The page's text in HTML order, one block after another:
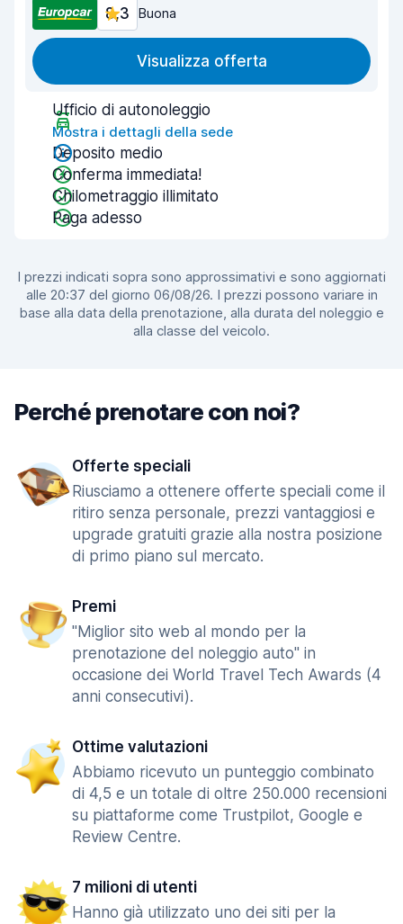
8,3 Buona
Visualizza offerta
Ufficio di autonoleggio
Mostra i dettagli della sede
Deposito medio
Conferma immediata!
Chilometraggio illimitato
Paga adesso
I prezzi indicati sopra sono approssimativi e sono aggiornati
alle 20:37 del giorno 06/08/26. I prezzi possono variare in
base alla data della prenotazione, alla durata del noleggio e
alla classe del veicolo.
Perché prenotare con noi?
Offerte speciali
Riusciamo a ottenere offerte speciali come il
ritiro senza personale, prezzi vantaggiosi e
upgrade gratuiti grazie alla nostra posizione
di primo piano sul mercato.
Premi
"Miglior sito web al mondo per la
prenotazione del noleggio auto" in
occasione dei World Travel Tech Awards (4
anni consecutivi).
Ottime valutazioni
Abbiamo ricevuto un punteggio combinato
di 4,5 e un totale di oltre 250.000 recensioni
su piattaforme come Trustpilot, Google e
Review Centre.
7 milioni di utenti
Hanno già utilizzato uno dei siti per la